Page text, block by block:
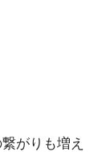
がりも増え